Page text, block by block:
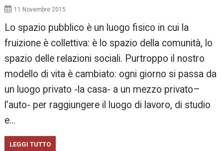
11 Novembre 2015
Lo spazio pubblico è un luogo fisico in cui la
fruizione è collettiva: è lo spazio della comunità, lo
spazio delle relazioni sociali. Purtroppo il nostro
modello di vita è cambiato: ogni giorno si passa da
un luogo privato -la casa- a un mezzo privato–
l’auto- per raggiungere il luogo di lavoro, di studio
e…
LEGGI TUTTO